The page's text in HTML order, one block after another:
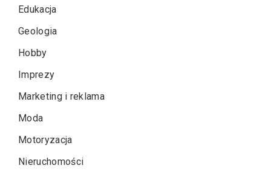
Edukacja
Geologia
Hobby
Imprezy
Marketing i reklama
Moda
Motoryzacja
Nieruchomości